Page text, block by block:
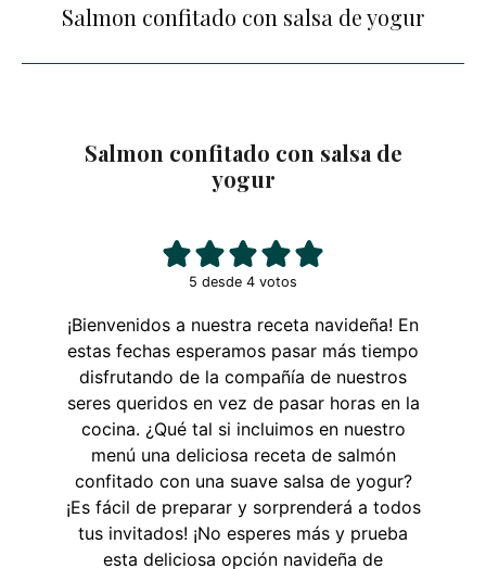
Salmon confitado con salsa de yogur
Salmon confitado con salsa de
yogur
5 desde 4 votos
¡Bienvenidos a nuestra receta navideña! En
estas fechas esperamos pasar más tiempo
disfrutando de la compañía de nuestros
seres queridos en vez de pasar horas en la
cocina. ¿Qué tal si incluimos en nuestro
menú una deliciosa receta de salmón
confitado con una suave salsa de yogur?
¡Es fácil de preparar y sorprenderá a todos
tus invitados! ¡No esperes más y prueba
esta deliciosa opción navideña de